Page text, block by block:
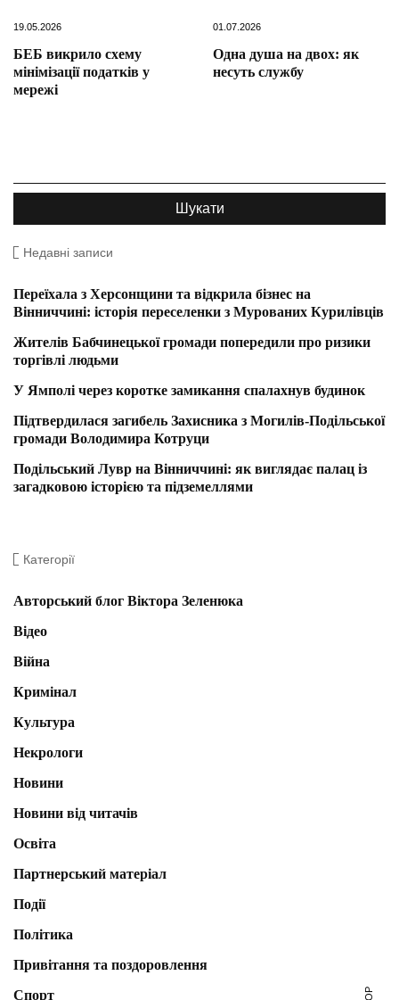
19.05.2026
БЕБ викрило схему
мінімізації податків у
мережі
01.07.2026
Одна душа на двох: як
несуть службу
Недавні записи
Переїхала з Херсонщини та відкрила бізнес на
Вінниччині: історія переселенки з Мурованих Курилівців
Жителів Бабчинецької громади попередили про ризики
торгівлі людьми
У Ямполі через коротке замикання спалахнув будинок
Підтвердилася загибель Захисника з Могилів-Подільської
громади Володимира Котруци
Подільський Лувр на Вінниччині: як виглядає палац із
загадковою історією та підземеллями
Категорії
Авторський блог Віктора Зеленюка
Відео
Війна
Кримінал
Культура
Некрологи
Новини
Новини від читачів
Освіта
Партнерський матеріал
Події
Політика
Привітання та поздоровлення
Спорт